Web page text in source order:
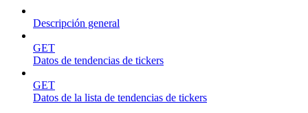
Descripción general
GET
Datos de tendencias de tickers
GET
Datos de la lista de tendencias de tickers